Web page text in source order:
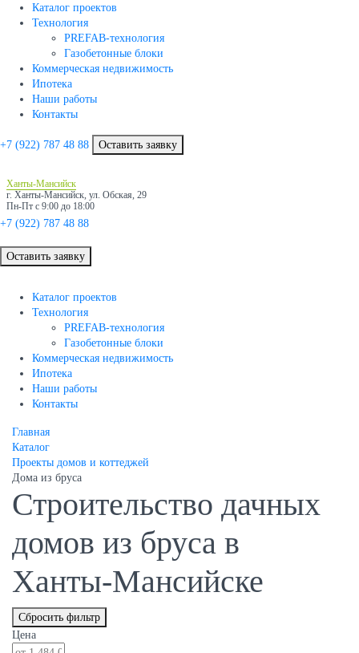
Каталог проектов
Технология
PREFAB-технология
Газобетонные блоки
Коммерческая недвижимость
Ипотека
Наши работы
Контакты
+7 (922) 787 48 88 Оставить заявку
Ханты-Мансийск
г. Ханты-Мансийск, ул. Обская, 29
Пн-Пт с 9:00 до 18:00
+7 (922) 787 48 88
Оставить заявку
Каталог проектов
Технология
PREFAB-технология
Газобетонные блоки
Коммерческая недвижимость
Ипотека
Наши работы
Контакты
Главная
Каталог
Проекты домов и коттеджей
Дома из бруса
Строительство дачных
домов из бруса в
Ханты-Мансийске
Сбросить фильтр
Цена